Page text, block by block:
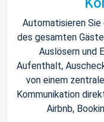
Automatisieren Sie
des gesamten
Auslösern und
Aufenthalt,
von einem
Kommunikation
Airbnb,